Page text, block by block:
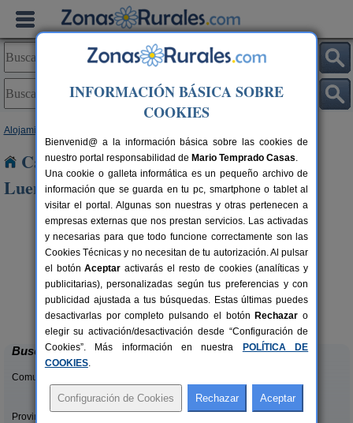
Alojamientos
Casas Rurales cerca de San Miguel de
Luena
20+1 pers.
desde25 €
La Casa del Lago de Campoo
Orzales (Cantabria)
Buscar
Comunidades:
Provincias/Islas:
INFORMACIÓN BÁSICA SOBRE
COOKIES
Bienvenid@ a la información básica sobre las cookies de
nuestro portal responsabilidad de Mario Temprado Casas.
Una cookie o galleta informática es un pequeño archivo de
información que se guarda en tu pc, smartphone o tablet al
visitar el portal. Algunas son nuestras y otras pertenecen a
empresas externas que nos prestan servicios. Las activadas
y necesarias para que todo funcione correctamente son las
Cookies Técnicas y no necesitan de tu autorización. Al pulsar
el botónAceptar activarás el resto de cookies (analíticas y
publicitarias), personalizadas según tus preferencias y con
publicidad ajustada a tus búsquedas. Estas últimas puedes
desactivarlas por completo pulsando el botón Rechazar o
elegir su activación/desactivación desde “Configuración de
Cookies”. Más información en nuestra
POLÍTICA DE
COOKIES.